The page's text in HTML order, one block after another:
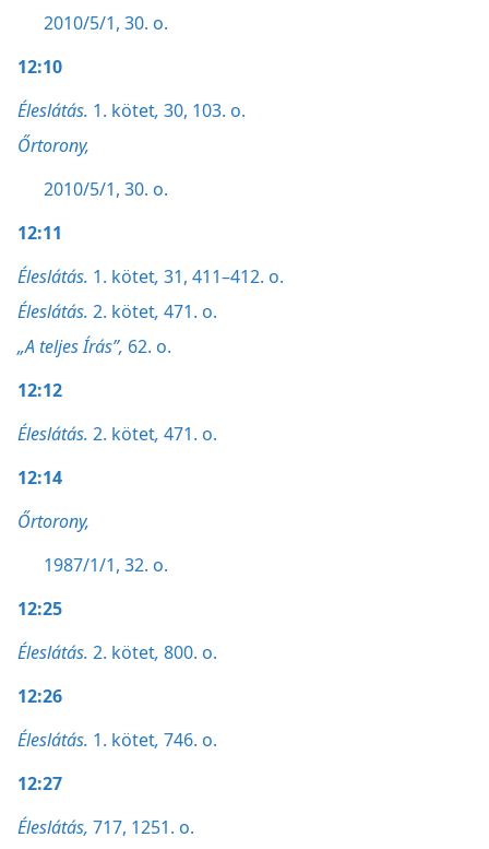
2010/5/1, 30. o.
12:10
Éleslátás. 1. kötet, 30, 103. o.
Őrtorony,
2010/5/1, 30. o.
12:11
Éleslátás. 1. kötet, 31, 411–412. o.
Éleslátás. 2. kötet, 471. o.
„A teljes Írás”, 62. o.
12:12
Éleslátás. 2. kötet, 471. o.
12:14
Őrtorony,
1987/1/1, 32. o.
12:25
Éleslátás. 2. kötet, 800. o.
12:26
Éleslátás. 1. kötet, 746. o.
12:27
Éleslátás, 717, 1251. o.